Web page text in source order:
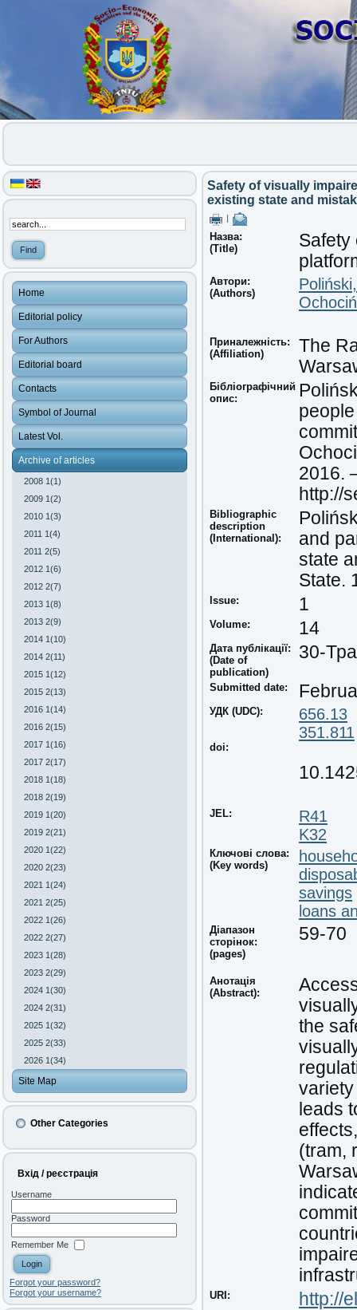
Home
Editorial policy
For Authors
Editorial board
Contacts
Symbol of Journal
Latest Vol.
Archive of articles
2008 1(1)
2009 1(2)
2010 1(3)
2011 1(4)
2011 2(5)
2012 1(6)
2012 2(7)
2013 1(8)
2013 2(9)
2014 1(10)
2014 2(11)
2015 1(12)
2015 2(13)
2016 1(14)
2016 2(15)
2017 1(16)
2017 2(17)
2018 1(18)
2018 2(19)
2019 1(20)
2019 2(21)
2020 1(22)
2020 2(23)
2021 1(24)
2021 2(25)
2022 1(26)
2022 2(27)
2023 1(28)
2023 2(29)
2024 1(30)
2024 2(31)
2025 1(32)
2025 2(33)
2026 1(34)
Site Map
Other Categories
Вхід / реєстрація
Username
Password
Remember Me
Forgot your password?
Forgot your username?
Safety of visually
existing state and
Назва:
(Title)
Safety
Автори:
(Authors)
Приналежність:
(Affiliation)
The
Бібліографічний
опис:
2016.
http://
Bibliographic
description
(International):
and
state
State.
Issue: 1
Volume: 14
Дата публікації:
(Date of
publication)
30-
Submitted date:
УДК (UDC):
doi:
656.13
351.811
JEL:
R41
K32
Ключові слова:
(Key words)
savings
loans
Діапазон
сторінок:
(pages)
59-70
Анотація
(Abstract):
the
leads
(tram,
URI: http://